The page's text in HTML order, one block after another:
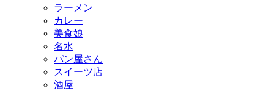
ラーメン
カレー
美食娘
名水
パン屋さん
スイーツ店
酒屋